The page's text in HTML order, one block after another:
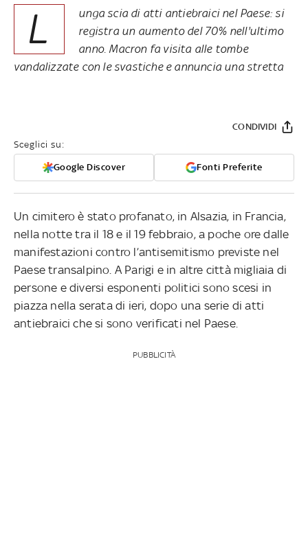
L
unga scia di atti antiebraici nel Paese: si
registra un aumento del 70% nell'ultimo
anno. Macron fa visita alle tombe
vandalizzate con le svastiche e annuncia una stretta
Sceglici su:
Google Discover Fonti Preferite
CONDIVIDI
Un cimitero è stato profanato, in Alsazia, in Francia,
nella notte tra il 18 e il 19 febbraio, a poche ore dalle
manifestazioni contro l’antisemitismo previste nel
Paese transalpino. A Parigi e in altre città migliaia di
persone e diversi esponenti politici sono scesi in
piazza nella serata di ieri, dopo una serie di atti
antiebraici che si sono verificati nel Paese.
PUBBLICITÀ